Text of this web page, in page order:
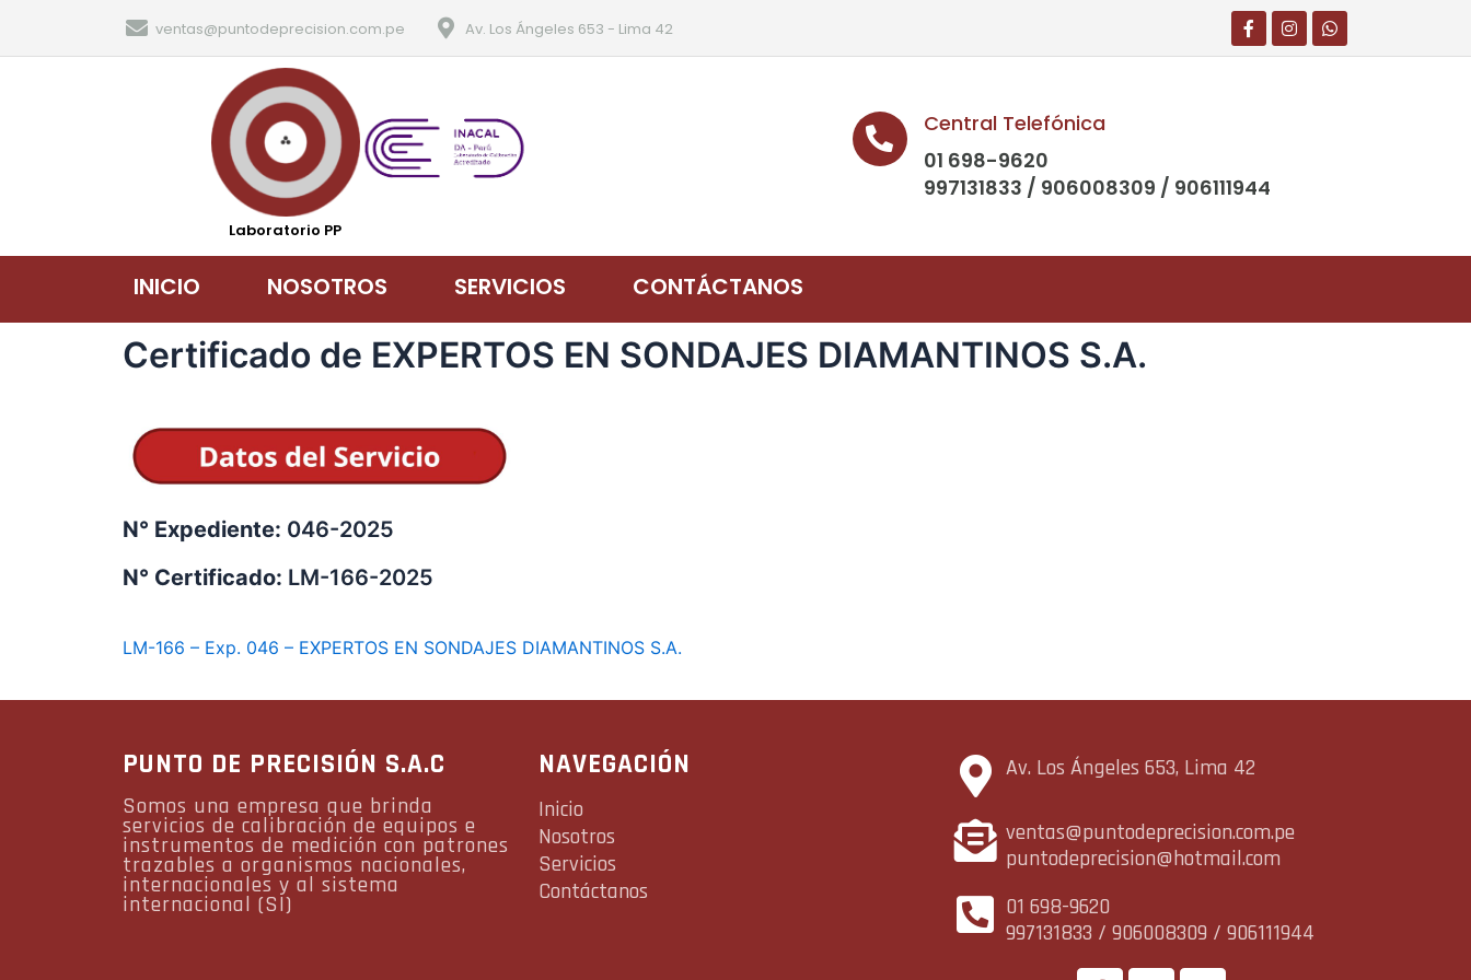
ventas@puntodeprecision.com.pe Av. Los Ángeles 653 - Lima 42
Laboratorio PP
Central Telefónica
01 698-9620
997131833 / 906008309 / 906111944
INICIO NOSOTROS SERVICIOS CONTÁCTANOS
Certificado de EXPERTOS EN SONDAJES DIAMANTINOS S.A.
N° Expediente: 046-2025
N° Certificado: LM-166-2025
LM-166 – Exp. 046 – EXPERTOS EN SONDAJES DIAMANTINOS S.A.
PUNTO DE PRECISIÓN S.A.C
Somos una empresa que brinda
servicios de calibración de equipos e
instrumentos de medición con patrones
trazables a organismos nacionales,
internacionales y al sistema
internacional (SI)
NAVEGACIÓN
Inicio
Nosotros
Servicios
Contáctanos
Av. Los Ángeles 653, Lima 42
ventas@puntodeprecision.com.pe
puntodeprecision@hotmail.com
01 698-9620
997131833 / 906008309 / 906111944